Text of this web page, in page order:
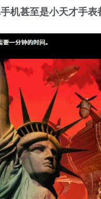
机甚至是小天才手表